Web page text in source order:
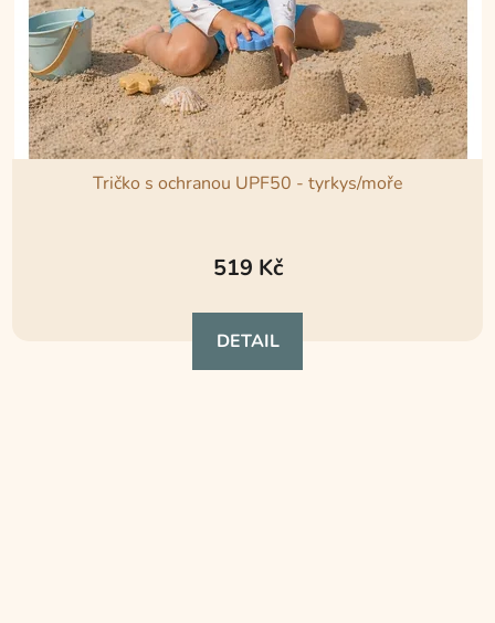
Tričko s ochranou UPF50 - tyrkys/moře
519 Kč
DETAIL